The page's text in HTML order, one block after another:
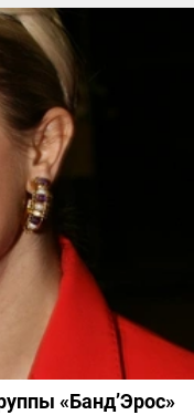
«Банд’Эрос»